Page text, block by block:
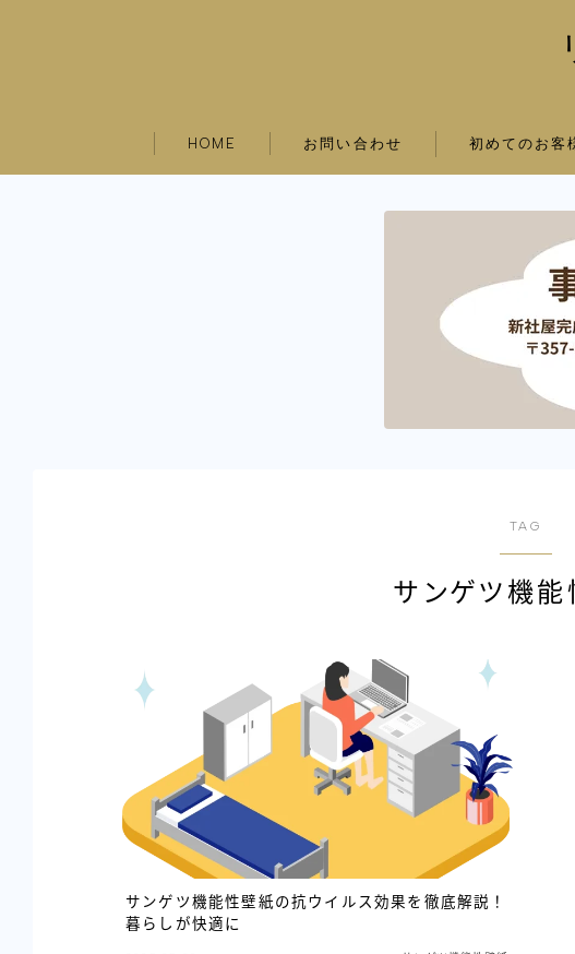
HOME お問い合わせ 初めてのお客
TAG
サンゲツ機能
サンゲツ機能性壁紙の抗ウイルス効果を徹底解説！
暮らしが快適に